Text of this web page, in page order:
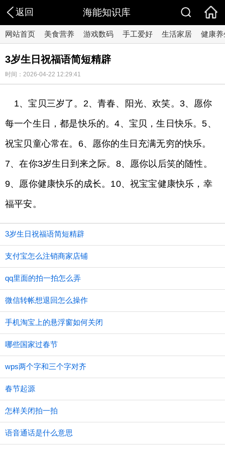
返回 海能知识库
网站首页 美食营养 游戏数码 手工爱好 生活家居 健康养
3岁生日祝福语简短精辟
时间：2026-04-22 12:29:41
1、宝贝三岁了。2、青春、阳光、欢笑。3、愿你
每一个生日，都是快乐的。4、宝贝，生日快乐。5、
祝宝贝童心常在。6、愿你的生日充满无穷的快乐。
7、在你3岁生日到来之际。8、愿你以后笑的随性。
9、愿你健康快乐的成长。10、祝宝宝健康快乐，幸
福平安。
3岁生日祝福语简短精辟
支付宝怎么注销商家店铺
qq里面的拍一拍怎么弄
微信转帐想退回怎么操作
手机淘宝上的悬浮窗如何关闭
哪些国家过春节
wps两个字和三个字对齐
春节起源
怎样关闭拍一拍
语音通话是什么意思